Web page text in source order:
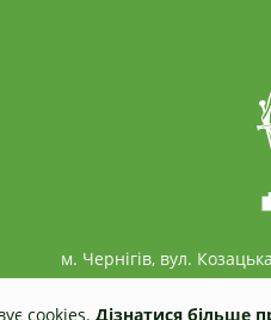
м. Чернігів, вул.
cookies. Дізнатися більше